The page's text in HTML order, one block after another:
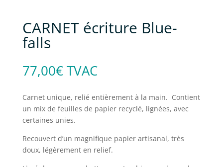
CARNET écriture Blue-
falls
77,00€ TVAC
Carnet unique, relié entièrement à la main. Contient
un mix de feuilles de papier recyclé, lignées, avec
certaines unies.
Recouvert d’un magnifique papier artisanal, très
doux, légèrement en relief.